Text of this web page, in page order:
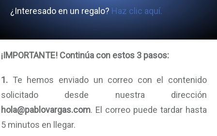
¿Interesado en un regalo? Haz clic aquí.
¡IMPORTANTE! Continúa con estos 3 pasos:
1. Te hemos enviado un correo con el contenido
solicitado desde nuestra dirección
hola@pablovargas.com. El correo puede tardar hasta
5 minutos en llegar.